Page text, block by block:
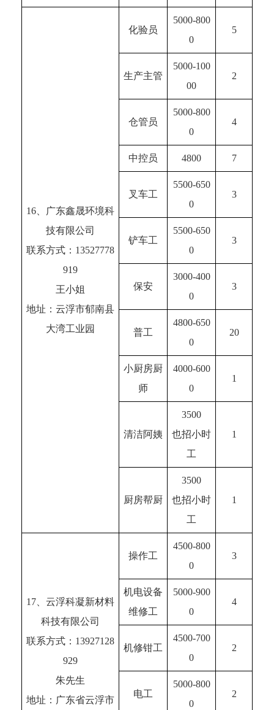
16、广东鑫晟环境科
技有限公司
联系方式：13527778
919
王小姐
地址：云浮市郁南县
大湾工业园
化验员
5000-800
0
5
生产主管
5000-100
00
2
仓管员
5000-800
0
4
中控员 4800 7
叉车工
5500-650
0
3
铲车工
5500-650
0
3
保安
3000-400
0
3
普工
4800-650
0
20
小厨房厨
师
4000-600
0
1
清洁阿姨
3500
也招小时
工
1
厨房帮厨
3500
也招小时
工
1
17、云浮科凝新材料
科技有限公司
联系方式：13927128
929
朱先生
地址：广东省云浮市
操作工
4500-800
0
3
机电设备
维修工
5000-900
0
4
机修钳工
4500-700
0
2
电工
5000-800
0
2